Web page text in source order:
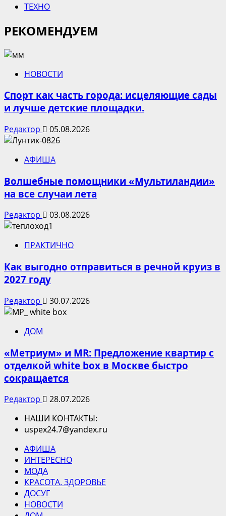
ТЕХНО
РЕКОМЕНДУЕМ
НОВОСТИ
Спорт как часть города: исцеляющие сады
и лучше детские площадки.
Редактор 05.08.2026
АФИША
Волшебные помощники «Мультиландии»
на все случаи лета
Редактор 03.08.2026
ПРАКТИЧНО
Как выгодно отправиться в речной круиз в
2027 году
Редактор 30.07.2026
ДОМ
«Метриум» и MR: Предложение квартир с
отделкой white box в Москве быстро
сокращается
Редактор
28.07.2026
НАШИ КОНТАКТЫ:
uspex24.7@yandex.ru
АФИША
ИНТЕРЕСНО
МОДА
КРАСОТА. ЗДОРОВЬЕ
ДОСУГ
НОВОСТИ